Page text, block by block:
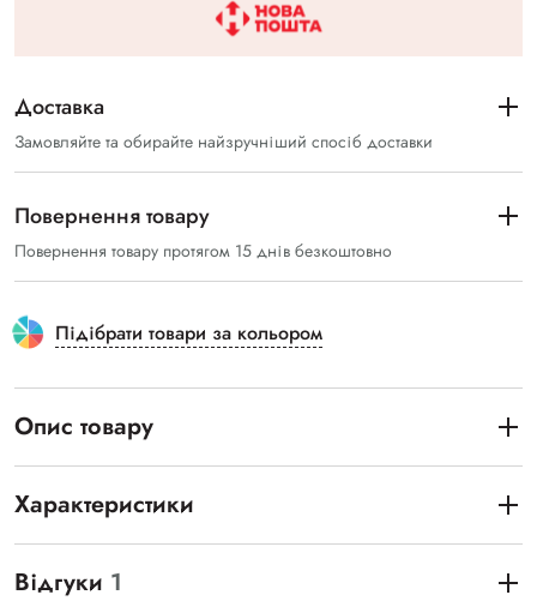
Доставка
Замовляйте та обирайте найзручніший спосіб доставки
Повернення товару
Повернення товару протягом 15 днів безкоштовно
Підібрати товари за кольором
Опис товару
Характеристики
Відгуки 1